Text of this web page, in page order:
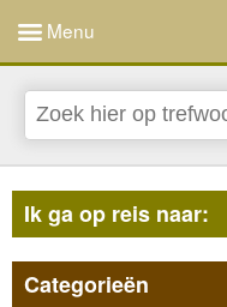
Menu
Ik ga op reis naar:
Categorieën